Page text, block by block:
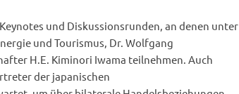
und Diskussionsrunden, an denen unter
und Tourismus, Dr. Wolfgang
H.E. Kiminori Iwama teilnehmen. Auch
der japanischen